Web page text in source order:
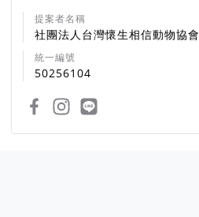
提案者名稱
社團法人台灣懷生相信動物協會
統一編號
50256104